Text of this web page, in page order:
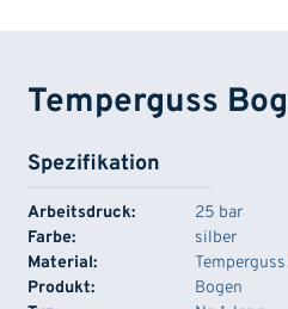
Temperguss
Spezifikation
Arbeitsdruck:
25 bar
Farbe:
silber
Material:
Produkt:
Bogen